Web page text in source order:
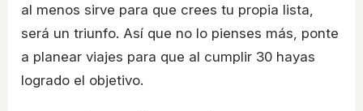
al menos sirve para que crees tu propia lista,
será un triunfo. Así que no lo pienses más, ponte
a planear viajes para que al cumplir 30 hayas
logrado el objetivo.